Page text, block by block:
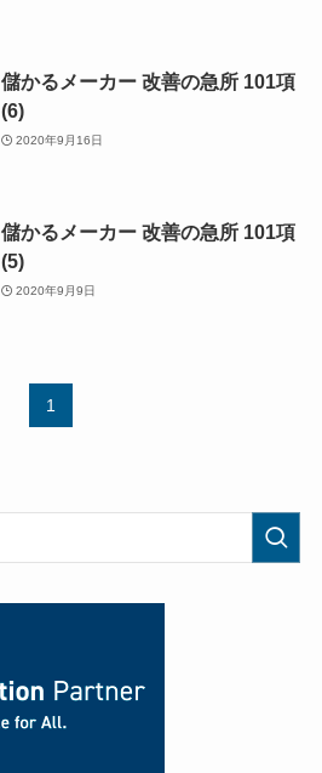
儲かるメーカー 改善の急所 101項
(6)
2020年9月16日
儲かるメーカー 改善の急所 101項
(5)
2020年9月9日
1